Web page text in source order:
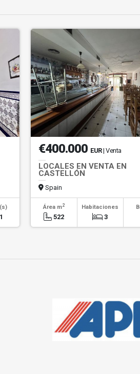
1
€400.000 EUR| Venta
LOCALES EN VENTA EN
CASTELLÓN
Spain
Área m2
522
Habitaciones
3